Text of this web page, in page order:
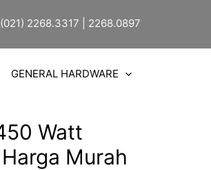
2268.3317 | 2268.0897
GENERAL HARDWARE
Watt
Murah